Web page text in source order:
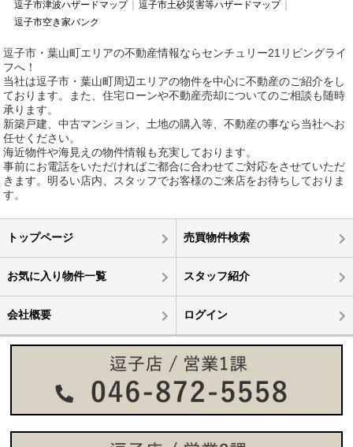
逗子市津波ハザードマップ
逗子市土砂災害等ハザードマップ
逗子市空き家バンク
逗子市・葉山町エリアの不動産情報ならセンチュリー21リビングライ
フへ！
当社は逗子市・葉山町周辺エリアの物件を中心に不動産のご紹介をし
ております。また、住宅ローンや不動産売却についてのご相談も随時
承ります。
新築戸建、中古マンション、土地の購入等、不動産の事なら当社へお
任せください。
海近物件や海見えの物件情報も充実しております。
事前にお電話をいただければご都合に合わせてご対応をさせていただ
きます。明るい店内、スタッフでお客様のご来店をお待ちしておりま
す。
トップページ 売買物件検索
お気に入り物件一覧 スタッフ紹介
会社概要 ログイン